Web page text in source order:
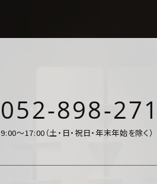
052-898-
9:00～17:00（土・日・祝日・年末年始を除く）